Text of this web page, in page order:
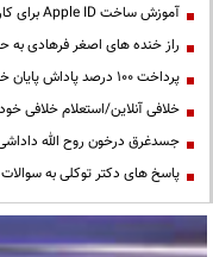
آموزش ساخت Apple ID برای کاربران ایرانی
راز خنده های اصغر فرهادی به
پرداخت ۱۰۰ درصد پاداش پایان خدمت فرهنگیان
خلافی آنلاین/استعلام خلافی
جسدغرق درخون روح الله
پاسخ های دکتر توکلی به